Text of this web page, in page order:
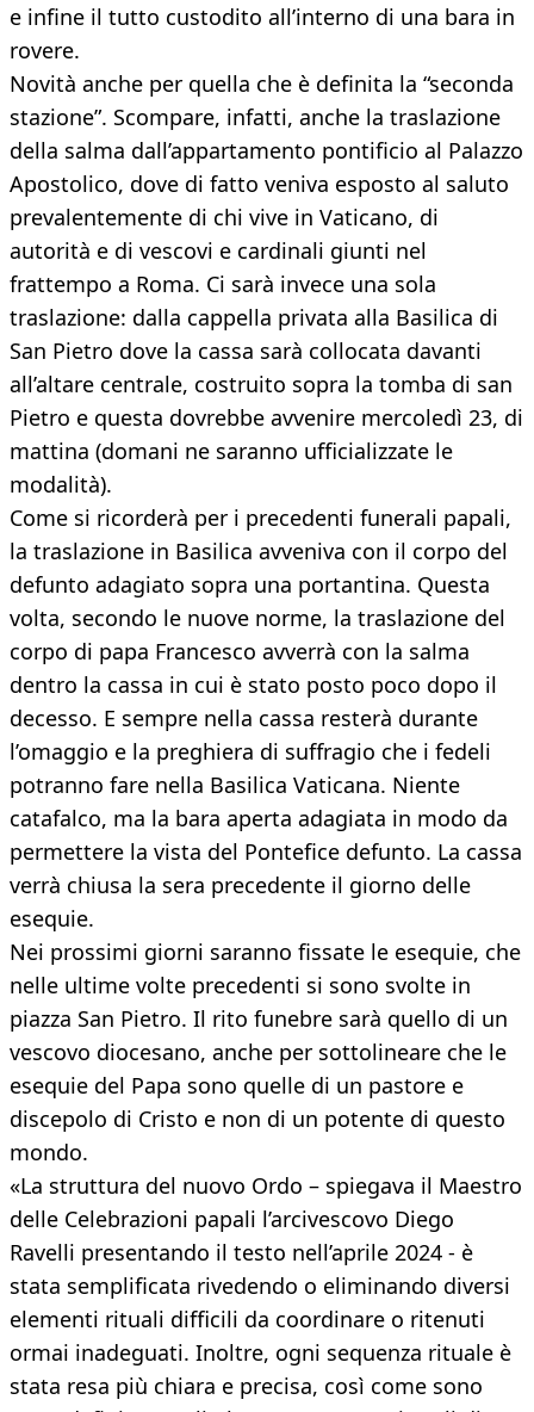
e infine il tutto custodito all’interno di una bara in
rovere.
Novità anche per quella che è definita la “seconda
stazione”. Scompare, infatti, anche la traslazione
della salma dall’appartamento pontificio al Palazzo
Apostolico, dove di fatto veniva esposto al saluto
prevalentemente di chi vive in Vaticano, di
autorità e di vescovi e cardinali giunti nel
frattempo a Roma. Ci sarà invece una sola
traslazione: dalla cappella privata alla Basilica di
San Pietro dove la cassa sarà collocata davanti
all’altare centrale, costruito sopra la tomba di san
Pietro e questa dovrebbe avvenire mercoledì 23, di
mattina (domani ne saranno ufficializzate le
modalità).
Come si ricorderà per i precedenti funerali papali,
la traslazione in Basilica avveniva con il corpo del
defunto adagiato sopra una portantina. Questa
volta, secondo le nuove norme, la traslazione del
corpo di papa Francesco avverrà con la salma
dentro la cassa in cui è stato posto poco dopo il
decesso. E sempre nella cassa resterà durante
l’omaggio e la preghiera di suffragio che i fedeli
potranno fare nella Basilica Vaticana. Niente
catafalco, ma la bara aperta adagiata in modo da
permettere la vista del Pontefice defunto. La cassa
verrà chiusa la sera precedente il giorno delle
esequie.
Nei prossimi giorni saranno fissate le esequie, che
nelle ultime volte precedenti si sono svolte in
piazza San Pietro. Il rito funebre sarà quello di un
vescovo diocesano, anche per sottolineare che le
esequie del Papa sono quelle di un pastore e
discepolo di Cristo e non di un potente di questo
mondo.
«La struttura del nuovo Ordo – spiegava il Maestro
delle Celebrazioni papali l’arcivescovo Diego
Ravelli presentando il testo nell’aprile 2024 - è
stata semplificata rivedendo o eliminando diversi
elementi rituali difficili da coordinare o ritenuti
ormai inadeguati. Inoltre, ogni sequenza rituale è
stata resa più chiara e precisa, così come sono